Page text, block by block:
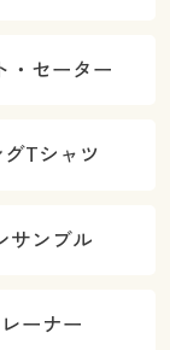
・セーター
グTシャツ
サンブル
レーナー